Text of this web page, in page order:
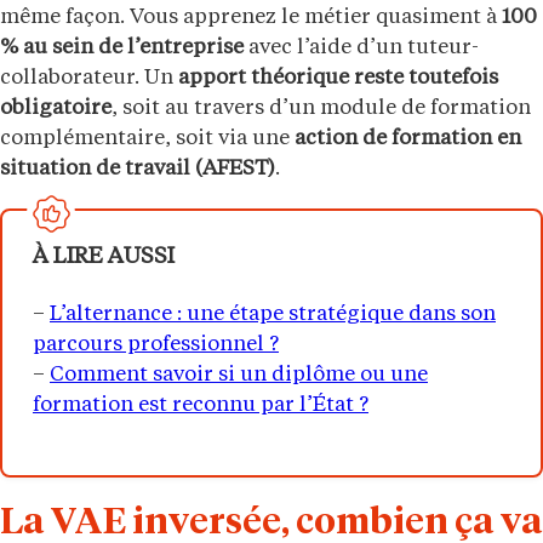
même façon. Vous apprenez le métier quasiment à 100
% au sein de l’entreprise avec l’aide d’un tuteur-
collaborateur. Un apport théorique reste toutefois
obligatoire, soit au travers d’un module de formation
complémentaire, soit via une action de formation en
situation de travail (AFEST).
À LIRE AUSSI
– L’alternance : une étape stratégique dans son
parcours professionnel ?
– Comment savoir si un diplôme ou une
formation est reconnu par l’État ?
La VAE inversée, combien ça va